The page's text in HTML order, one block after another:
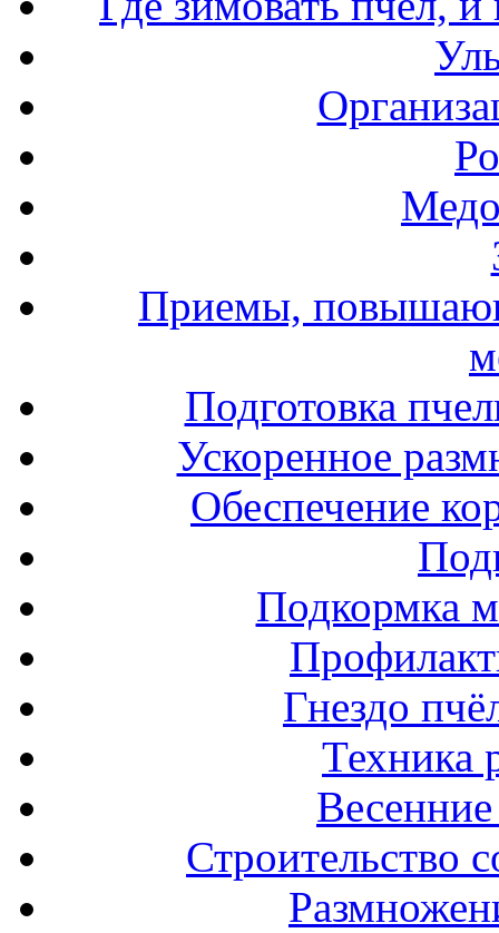
Приемы,
Подготовка
Ускоренное
Обеспечение
Подкормка
Гнездо
Техника
Строительство